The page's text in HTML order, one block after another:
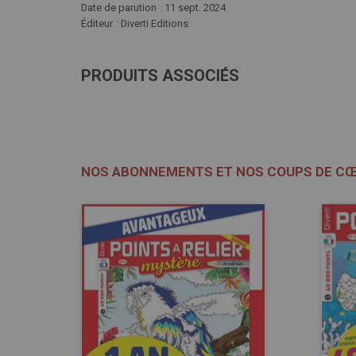
Date de parution
11 sept. 2024
Éditeur
Diverti Editions
PRODUITS ASSOCIÉS
NOS ABONNEMENTS ET NOS COUPS DE